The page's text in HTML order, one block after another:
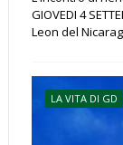
GIOVEDI 4
Leon del
LA VITA DI GD